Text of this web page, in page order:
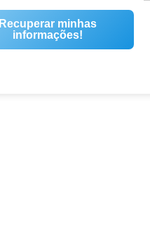
Recuperar minhas
informações!